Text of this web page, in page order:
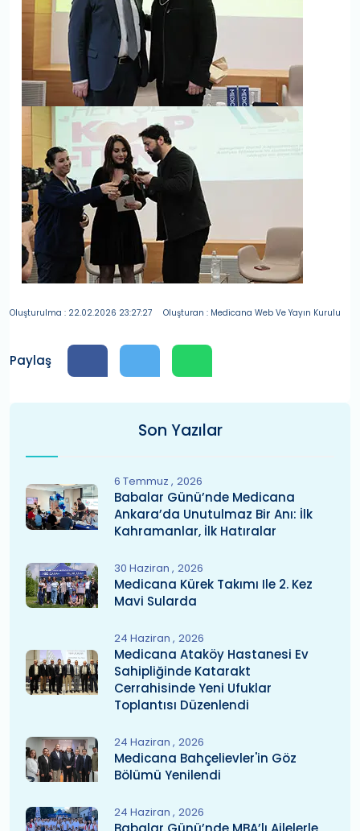
Oluşturulma : 22.02.2026 23:27:27 Oluşturan : Medicana Web Ve Yayın Kurulu
Paylaş
Son Yazılar
6 Temmuz 2026
Babalar Günü’nde Medicana
Ankara’da Unutulmaz Bir Anı: İlk
Kahramanlar, İlk Hatıralar
30 Haziran 2026
Medicana Kürek Takımı Ile 2. Kez
Mavi Sularda
24 Haziran 2026
Medicana Ataköy Hastanesi Ev
Sahipliğinde Katarakt
Cerrahisinde Yeni Ufuklar
Toplantısı Düzenlendi
24 Haziran 2026
Medicana Bahçelievler'in Göz
Bölümü Yenilendi
24 Haziran 2026